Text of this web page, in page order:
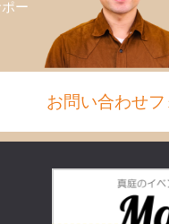
ー
お問い合わせフ